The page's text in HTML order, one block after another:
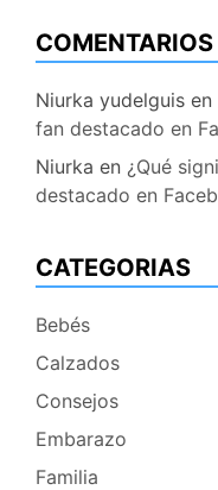
Niurka yudelguis en
fan destacado en
Niurka en ¿Qué
destacado en
CATEGORIAS
Bebés
Calzados
Consejos
Embarazo
Familia